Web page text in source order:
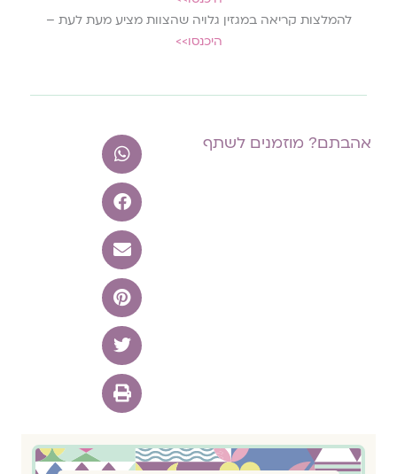
להמלצות קריאה במגזין גלויה שהצוות מציע מעת לעת –
היכנסו>>
אהבתם? מוזמנים לשתף